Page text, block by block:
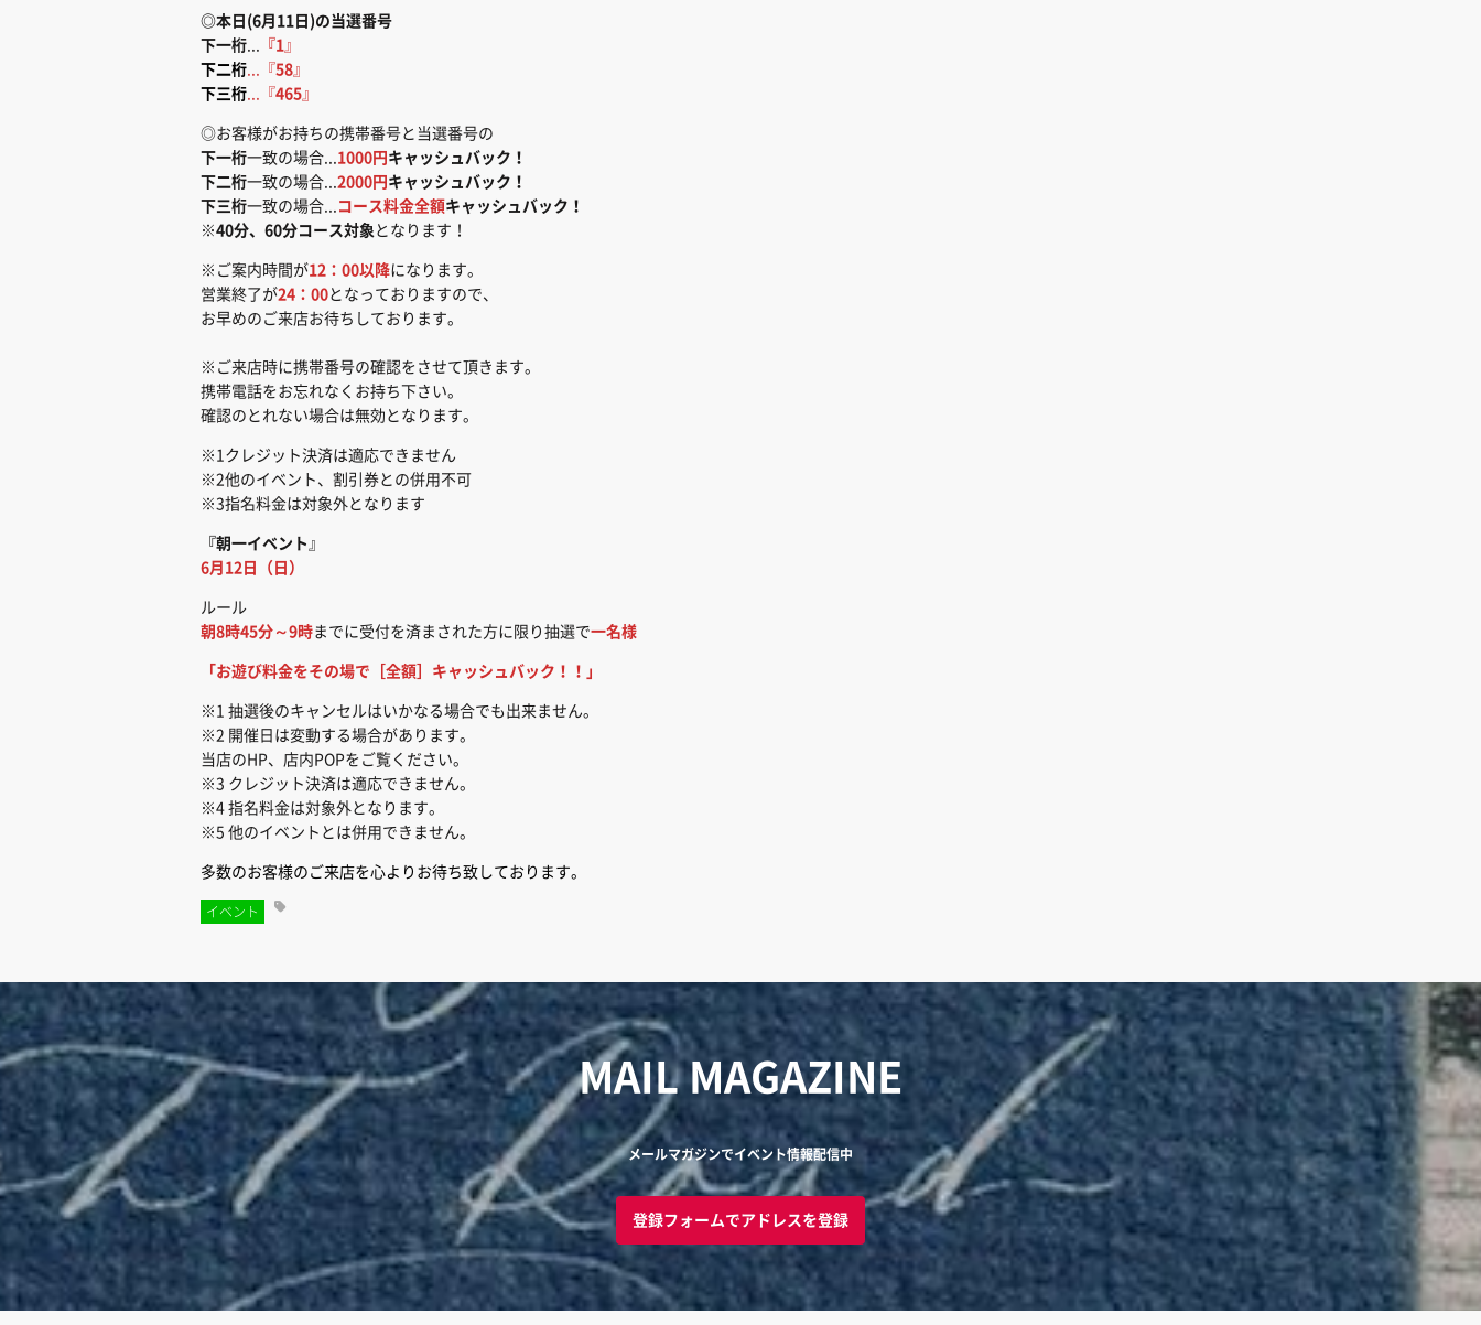
◎本日(6月11日)の当選番号
下一桁
『1 』
下二桁 ...『58 』
下三桁 ...『465 』
◎お客様がお持ちの携帯番号と当選番号の
下一桁一致の場合... 1000円 キャッシュバック！
下二桁一致の場合... 2000円 キャッシュバック！
下三桁一致の場合... コース料金全額キャッシュバック！
※40分、60分コース対象 となります！
※ご案内時間が12：00以降になります。
営業終了が24：00となっておりますので、
お早めのご来店お待ちしております。
※ご来店時に携帯番号の確認をさせて頂きます。
携帯電話をお忘れなくお持ち下さい。
確認のとれない場合は無効となります。
※1クレジット決済は適応できません
※2他のイベント、割引券との併用不可
※3指名料金は対象外となります
『朝一イベント 』
6月12日（日）
ルール
朝8時45分～9時までに受付を済まされた方に限り抽選で一名様
「お遊び料金をその場で［全額］キャッシュバック！！」
※1 抽選後のキャンセルはいかなる場合でも出来ません。
※2 開催日は変動する場合があります。
当店のHP、店内POPをご覧ください。
※3 クレジット決済は適応できません。
※4 指名料金は対象外となります。
※5 他のイベントとは併用できません。
多数のお客様のご来店を心よりお待ち致しております。
イベント
MAIL MAGAZINE
メールマガジンでイベント情報配信中
登録フォームでアドレスを登録